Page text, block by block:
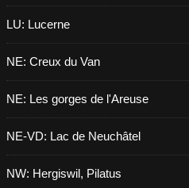
LU: Lucerne
NE: Creux du Van
NE: Les gorges de l'Areuse
NE-VD: Lac de Neuchâtel
NW: Hergiswil, Pilatus